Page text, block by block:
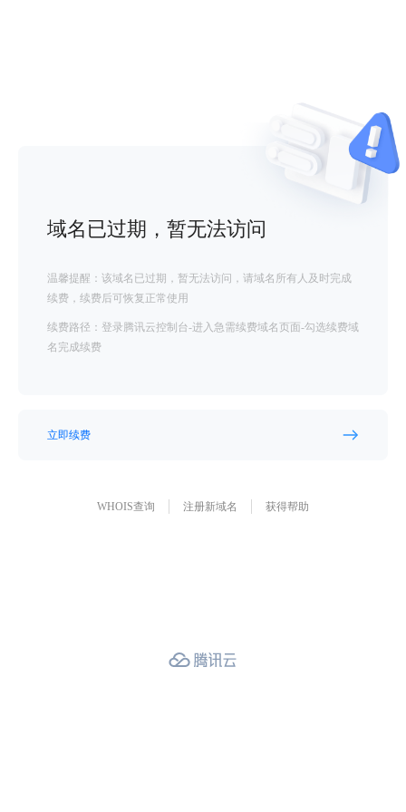
域名已过期，暂无法访问
温馨提醒：该域名已过期，暂无法访问，请域名所有人及时完成
续费，续费后可恢复正常使用
续费路径：登录腾讯云控制台-进入急需续费域名页面-勾选续费域
名完成续费
立即续费
WHOIS查询 注册新域名 获得帮助